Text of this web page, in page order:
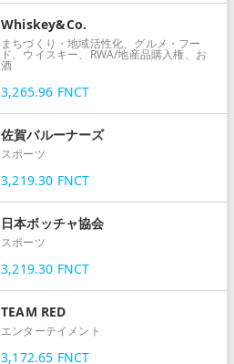
Whiskey&Co.
まちづくり・地域活性化、グルメ・フー
ド、ウイスキー、RWA/地産品購入権、お
酒
3,265.96 FNCT
佐賀バルーナーズ
スポーツ
3,219.30 FNCT
日本ボッチャ協会
スポーツ
3,219.30 FNCT
TEAM RED
エンターテイメント
3,172.65 FNCT